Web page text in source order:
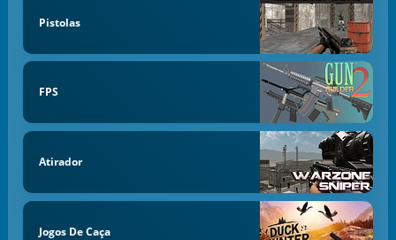
Pistolas
FPS
Atirador
Jogos De Caça